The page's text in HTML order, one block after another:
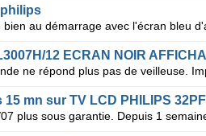
mn sur TV LCD PHILIPS